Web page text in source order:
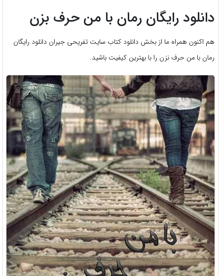
دانلود رایگان رمان با من حرف بزن
هم اکنون همراه ما از بخش دانلود کتاب سایت تفریحی جیران دانلود رایگان
رمان با من حرف نزن را با بهترین کیفیت باشید.